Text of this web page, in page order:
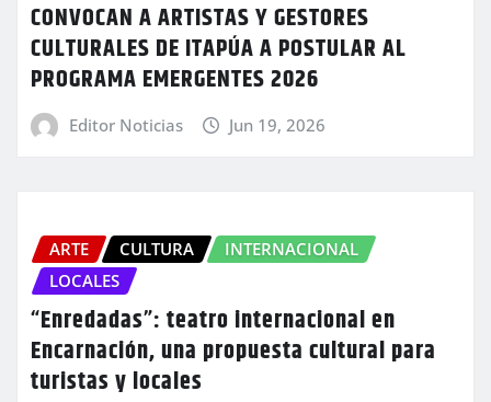
CONVOCAN A ARTISTAS Y GESTORES
CULTURALES DE ITAPÚA A POSTULAR AL
PROGRAMA EMERGENTES 2026
Editor Noticias Jun 19, 2026
ARTE CULTURA
INTERNACIONAL
LOCALES
“Enredadas”: teatro internacional en
Encarnación, una propuesta cultural para
turistas y locales